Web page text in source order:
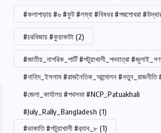
#কলাপাড়ায় #৬ #ফুট #লম্বা #বিষধর #পদ্মগোখরা
#চরবিজায় #কুয়াকাটা (2)
#জাতীয়_নাগরিক_পার্টি #পটুয়াখালী_পদযাত্রা
#নাহিদ_ইসলাম #রাজনৈতিক_আন্দোলন #নতুন_রাজনীতি
#জেলা_কার্যালয় #পথসভা #NCP_Patuakhali
#July_Rally_Bangladesh (1)
#ডাকাতি #পটুয়াখালী #র‍্যাব_৮ (1)